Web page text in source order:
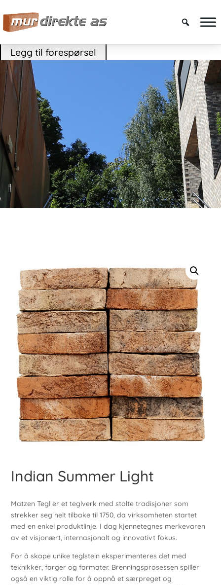
Legg til forespørsel
Indian Summer Light
Matzen Tegl er et teglverk med stolte tradisjoner som
strekker seg helt tilbake til 1750, da virksomheten startet
med en enkel produktlinje. I dag kjennetegnes merkevaren
av et visjonært, internasjonalt og innovativt fokus.
For å skape unike teglstein eksperimenteres det med
teknikker, farger og formater. Brenningsprosessen spiller
også en viktig rolle for å oppnå et særpreget og